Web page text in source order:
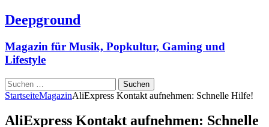
Deepground
Magazin für Musik, Popkultur, Gaming und
Lifestyle
Suchen
nach:
StartseiteMagazinAliExpress Kontakt aufnehmen: Schnelle Hilfe!
AliExpress Kontakt aufnehmen: Schnelle